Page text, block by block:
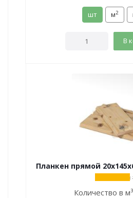
шт м2
В
Планкен прямой
(
Количество в